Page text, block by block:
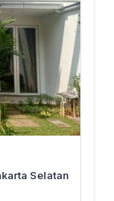
Selatan